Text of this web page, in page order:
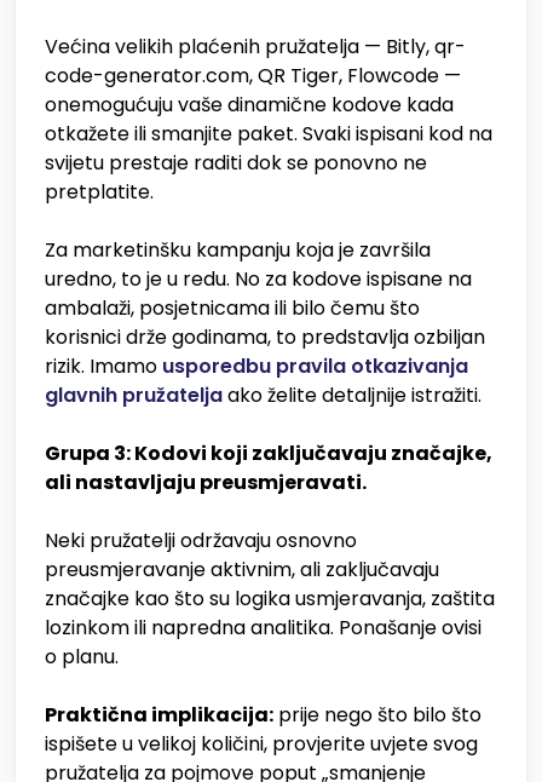
Većina velikih plaćenih pružatelja — Bitly, qr-
code-generator.com, QR Tiger, Flowcode —
onemogućuju vaše dinamične kodove kada
otkažete ili smanjite paket. Svaki ispisani kod na
svijetu prestaje raditi dok se ponovno ne
pretplatite.
Za marketinšku kampanju koja je završila
uredno, to je u redu. No za kodove ispisane na
ambalaži, posjetnicama ili bilo čemu što
korisnici drže godinama, to predstavlja ozbiljan
rizik. Imamo usporedbu pravila otkazivanja
glavnih pružateljaako želite detaljnije istražiti.
Grupa 3: Kodovi koji zaključavaju značajke,
ali nastavljaju preusmjeravati.
Neki pružatelji održavaju osnovno
preusmjeravanje aktivnim, ali zaključavaju
značajke kao što su logika usmjeravanja, zaštita
lozinkom ili napredna analitika. Ponašanje ovisi
o planu.
Praktična implikacija: prije nego što bilo što
ispišete u velikoj količini, provjerite uvjete svog
pružatelja za pojmove poput „smanjenje